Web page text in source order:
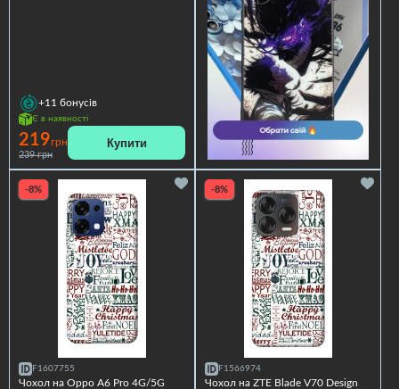
+11 бонусів
Є в наявності
219грн
239 грн
Купити
-8%
F1607755
Чохол на Oppo A6 Pro 4G/5G
-8%
F1566974
Чохол на ZTE Blade V70 Design